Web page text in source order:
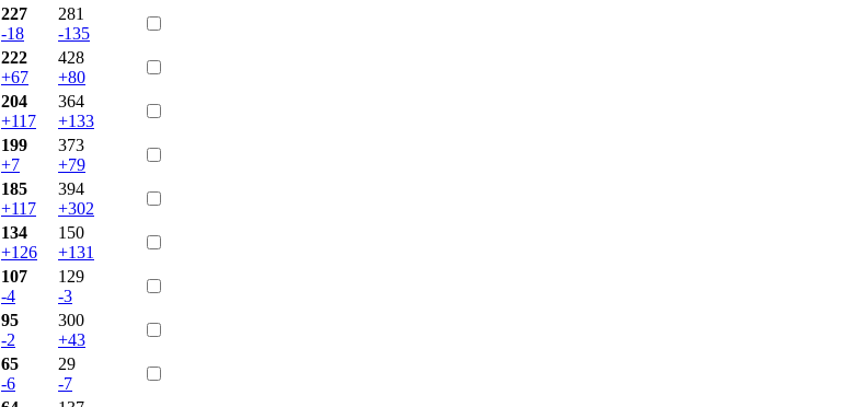
227
-18
281
-135
222
+67
428
+80
204
+117
364
+133
199
+7
373
+79
185
+117
394
+302
134
+126
150
+131
107
-4
129
-3
95
-2
300
+43
65
-6
29
-7